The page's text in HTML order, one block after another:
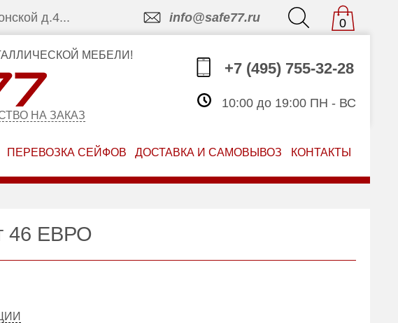
д.4... info@safe77.ru 0
МЕБЕЛИ!
НА ЗАКАЗ
+7 (495) 755-32-28
10:00 до 19:00 ПН - ВС
ПЕРЕВОЗКА СЕЙФОВ ДОСТАВКА И САМОВЫВОЗ КОНТАКТЫ
46 ЕВРО